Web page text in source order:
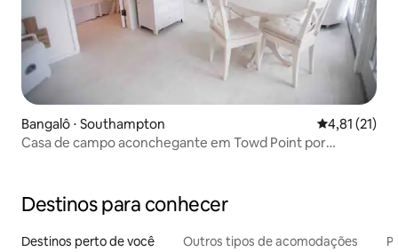
Bangalô ⋅ Southampton 4,81 de uma
4,81 (21)
Casa de campo aconchegante em Towd Point por
Destinos para conhecer
Destinos perto de você Outros tipos de acomodações